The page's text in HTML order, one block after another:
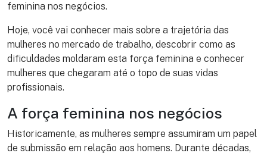
feminina nos negócios.
Hoje, você vai conhecer mais sobre a trajetória das
mulheres no mercado de trabalho, descobrir como as
dificuldades moldaram esta força feminina e conhecer
mulheres que chegaram até o topo de suas vidas
profissionais.
A força feminina nos negócios
Historicamente, as mulheres sempre assumiram um papel
de submissão em relação aos homens. Durante décadas,